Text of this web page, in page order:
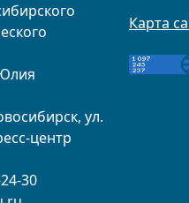
ул.
центр
30
Карта